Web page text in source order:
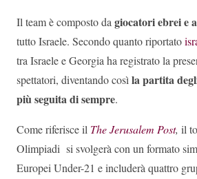
Il team è composto dagiocatori ebrei e
tutto Israele. Secondo quanto riportato
tra Israele e Georgia ha registrato la
spettatori, diventando cosìla partita
più seguita di sempre.
Come riferisce il The Jerusalem Post, il
Olimpiadi si svolgerà con un formato
Europei Under-21 e includerà quattro